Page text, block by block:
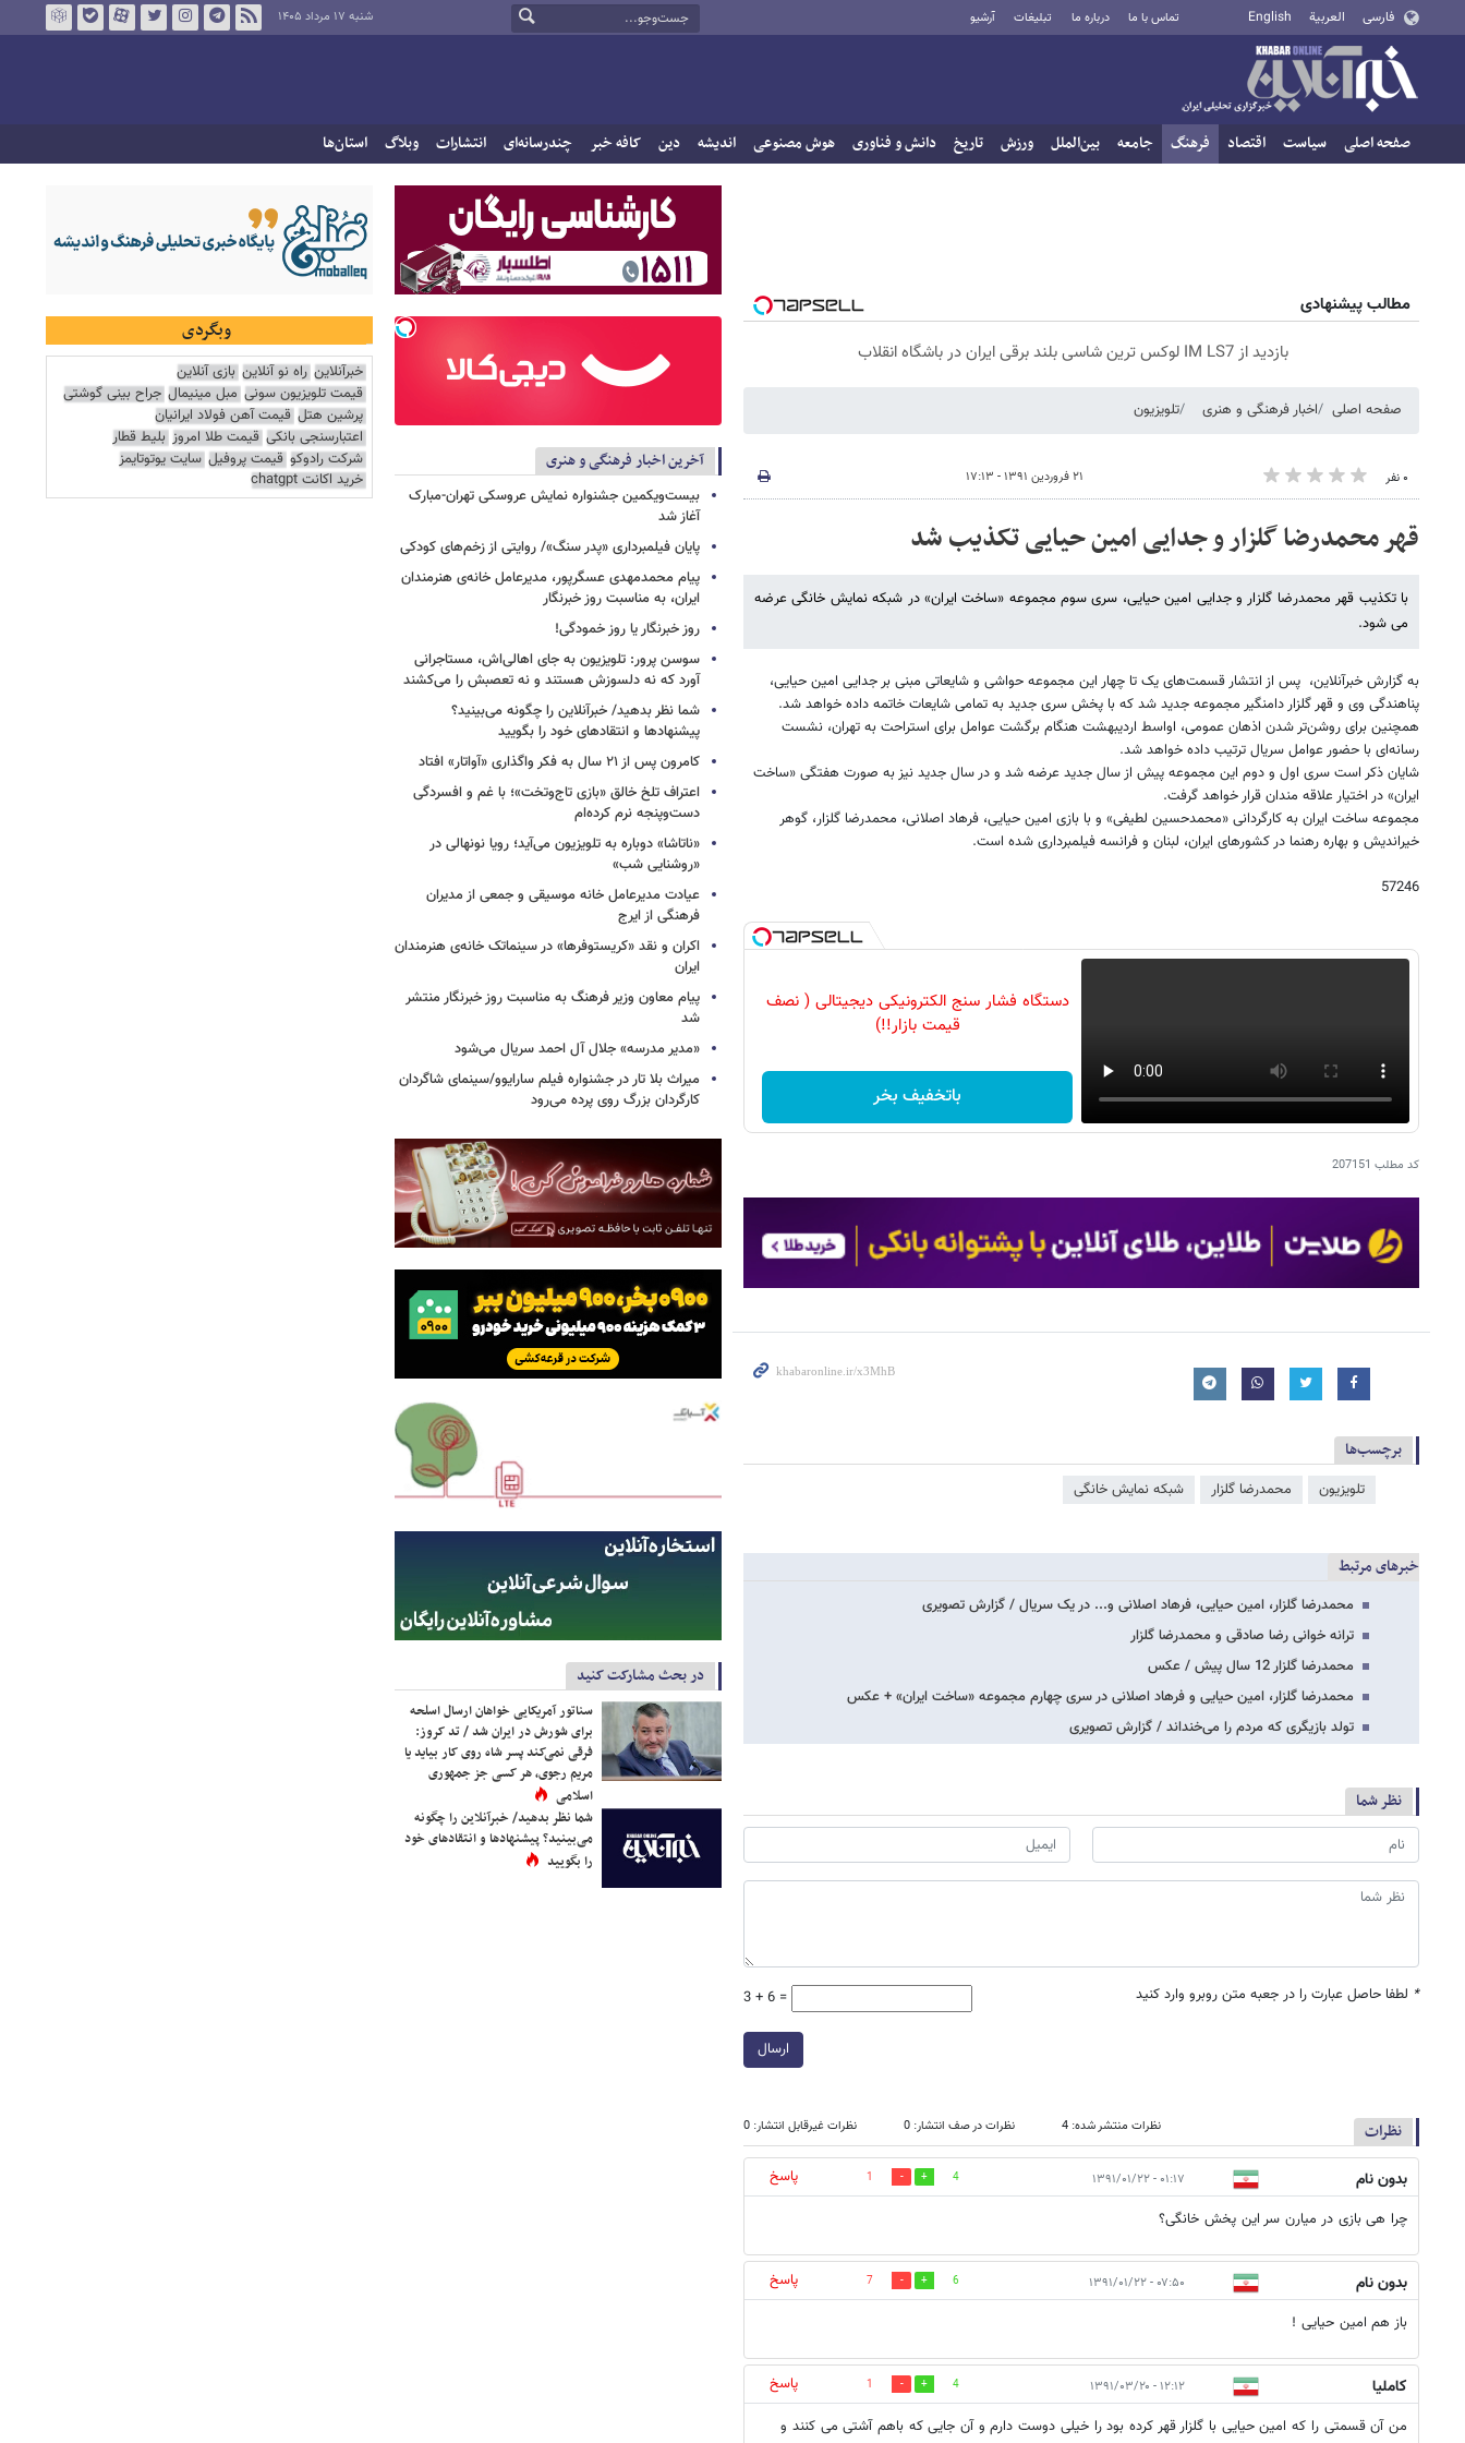
فارسی العربية English تماس با ما درباره ما تبلیغات آرشیو شنبه ۱۷ مرداد ۱۴۰۵
صفحه اصلی سیاست اقتصاد فرهنگ جامعه بین‌الملل ورزش تاریخ دانش و فناوری هوش مصنوعی اندیشه دین کافه خبر چندرسانه‌ای انتشارات وبلاگ استان‌ها
مطالب پیشنهادی
بازدید از IM LS7 لوکس ترین شاسی بلند برقی ایران در باشگاه انقلاب
صفحه اصلی اخبار فرهنگی و هنری تلویزیون
۰ نفر ۲۱ فروردین ۱۳۹۱ - ۱۷:۱۳
قهر محمدرضا گلزار و جدایی امین حیایی تکذیب شد
با تکذیب قهر محمدرضا گلزار و جدایی امین حیایی، سری سوم مجموعه «ساخت ایران» در شبکه نمایش خانگی عرضه
می شود.
به گزارش خبرآنلاین، پس از انتشار قسمت‌های یک تا چهار این مجموعه حواشی و شایعاتی مبنی بر جدایی امین حیایی،
پناهندگی وی و قهر گلزار دامنگیر مجموعه جدید شد که با پخش سری جدید به تمامی شایعات خاتمه داده خواهد شد.
همچنین برای روشن‌تر شدن اذهان عمومی، اواسط اردیبهشت هنگام برگشت عوامل برای استراحت به تهران، نشست
رسانه‌ای با حضور عوامل سریال ترتیب داده خواهد شد.
شایان ذکر است سری اول و دوم این مجموعه پیش از سال جدید عرضه شد و در سال جدید نیز به صورت هفتگی «ساخت
ایران» در اختیار علاقه مندان قرار خواهد گرفت.
مجموعه ساخت ایران به کارگردانی «محمدحسین لطیفی» و با بازی امین حیایی، فرهاد اصلانی، محمدرضا گلزار، گوهر
خیراندیش و بهاره رهنما در کشورهای ایران، لبنان و فرانسه فیلمبرداری شده است.
57246
دستگاه فشار سنج الکترونیکی دیجیتالی ( نصف
قیمت بازار!!)
باتخفیف بخر
کد مطلب 207151
برچسب‌ها
تلویزیون محمدرضا گلزار شبکه نمایش خانگی
خبرهای مرتبط
محمدرضا گلزار، امین حیایی، فرهاد اصلانی و... در یک سریال / گزارش تصویری
ترانه خوانی رضا صادقی و محمدرضا گلزار
محمدرضا گلزار 12 سال پیش / عکس
محمدرضا گلزار، امین حیایی و فرهاد اصلانی در سری چهارم مجموعه «ساخت ایران» + عکس
تولد بازیگری که مردم را می‌خنداند / گزارش تصویری
نظر شما
* لطفا حاصل عبارت را در جعبه متن روبرو وارد کنید 3 + 6 =
ارسال
نظرات نظرات منتشر شده: 4 نظرات در صف انتشار: 0 نظرات غیرقابل انتشار: 0
بدون نام ۰۱:۱۷ - ۱۳۹۱/۰۱/۲۲ 4
1
پاسخ
چرا هی بازی در میارن سر این پخش خانگی؟
بدون نام ۰۷:۵۰ - ۱۳۹۱/۰۱/۲۲ 6
7
پاسخ
باز هم امین حیایی !
کاملیا ۱۲:۱۲ - ۱۳۹۱/۰۳/۲۰ 4
1
پاسخ
من آن قسمتی را که امین حیایی با گلزار قهر کرده بود را خیلی دوست دارم و آن جایی که باهم آشتی می کنند و
آخرین اخبار فرهنگی و هنری
بیست‌ویکمین جشنواره نمایش عروسکی تهران-مبارک
آغاز شد
پایان فیلمبرداری «پدر سنگ»/ روایتی از زخم‌های کودکی
پیام محمدمهدی عسگرپور، مدیرعامل خانه‌ی هنرمندان
ایران، به مناسبت روز خبرنگار
روز خبرنگار یا روز خمودگی!
سوسن پرور: تلویزیون به جای اهالی‌اش، مستاجرانی
آورد که نه دلسوزش هستند و نه تعصبش را می‌کشند
شما نظر بدهید/ خبرآنلاین را چگونه می‌بینید؟
پیشنهادها و انتقادهای خود را بگویید
کامرون پس از ۲۱ سال به فکر واگذاری «آواتار» افتاد
اعتراف تلخ خالق «بازی تاج‌وتخت»؛ با غم و افسردگی
دست‌وپنجه نرم کرده‌ام
«ناتاشا» دوباره به تلویزیون می‌آید؛ رویا نونهالی در
«روشنایی شب»
عیادت مدیرعامل خانه موسیقی و جمعی از مدیران
فرهنگی از ایرج
اکران و نقد «کریستوفرها» در سینماتک خانه‌ی هنرمندان
ایران
پیام معاون وزیر فرهنگ به مناسبت روز خبرنگار منتشر
شد
«مدیر مدرسه» جلال آل احمد سریال می‌شود
میراث بلا تار در جشنواره فیلم سارایوو/سینمای شاگردان
کارگردان بزرگ روی پرده می‌رود
در بحث مشارکت کنید
سناتور آمریکایی خواهان ارسال اسلحه
برای شورش در ایران شد / تد کروز:
فرقی نمی‌کند پسر شاه روی کار بیاید یا
مریم رجوی، هر کسی جز جمهوری
اسلامی
شما نظر بدهید/ خبرآنلاین را چگونه
می‌بینید؟ پیشنهادها و انتقادهای خود
را بگویید
وبگردی
خبرآنلاین راه نو آنلاین بازی آنلاین
قیمت تلویزیون سونی مبل مینیمال جراح بینی گوشتی
پرشین هتل قیمت آهن فولاد ایرانیان
اعتبارسنجی بانکی قیمت طلا امروز بلیط قطار
شرکت رادوکو قیمت پروفیل سایت یوتوتایمز
خرید اکانت chatgpt